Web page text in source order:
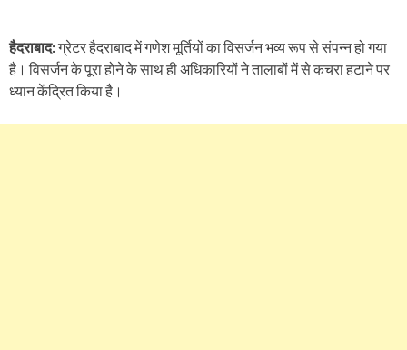
हैदराबाद:ग्रेटर हैदराबाद में गणेश मूर्तियों का विसर्जन भव्य रूप से संपन्न हो गया
है। विसर्जन के पूरा होने के साथ ही अधिकारियों ने तालाबों में से कचरा हटाने पर
ध्यान केंद्रित किया है।